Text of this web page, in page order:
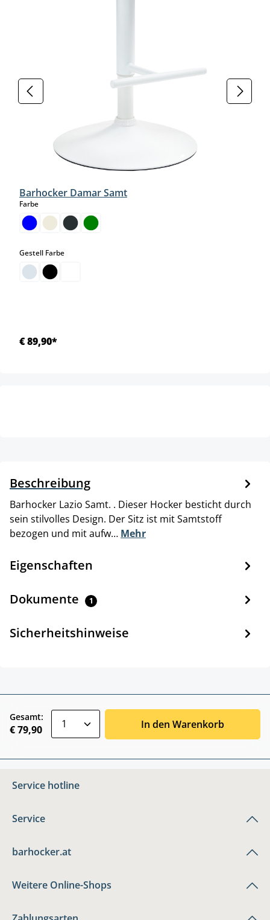
Barhocker Damar Samt
Farbeauswählen
Gestell Farbeauswählen
€ 89,90*
Beschreibung
Barhocker Lazio Samt. . Dieser Hocker besticht durch
sein stilvolles Design. Der Sitz ist mit Samtstoff
bezogen und mit aufw… Mehr
Eigenschaften
Dokumente 1
Sicherheitshinweise
Gesamt:
€ 79,90 In den Warenkorb
Service hotline
Service
barhocker.at
Weitere Online-Shops